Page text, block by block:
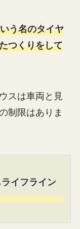
う名のタイヤ
つくりをして
スは車両と見
制限はありま
イフライン